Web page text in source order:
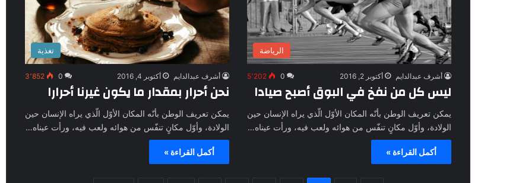
الرياضة
أشرف عبدالدايم أكتوبر 2, 2016 0 5٬202
ليس كل من نفخ في البوق أصبح صيادا
يمكن تعريف الوطن بأنّه المكان الأوّل الّذي يراه الإنسان حين
الولادة، وأوّل مكانٍ تنفّس من هوائه ولعب فيه، ورأت عيناه…
أكمل القراءة »
تغذية
أشرف عبدالدايم أكتوبر 4, 2016 0 3٬852
نحن أحرار بمقدار ما يكون غيرنا أحرارا
يمكن تعريف الوطن بأنّه المكان الأوّل الّذي يراه الإنسان حين
الولادة، وأوّل مكانٍ تنفّس من هوائه ولعب فيه، ورأت عيناه…
أكمل القراءة »